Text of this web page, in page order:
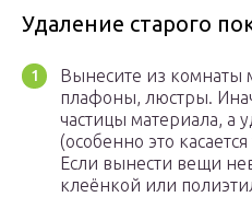
Удаление старого
Вынесите из комнаты
плафоны, люстры.
частицы материала, а
(особенно это
Если вынести вещи
клеёнкой или